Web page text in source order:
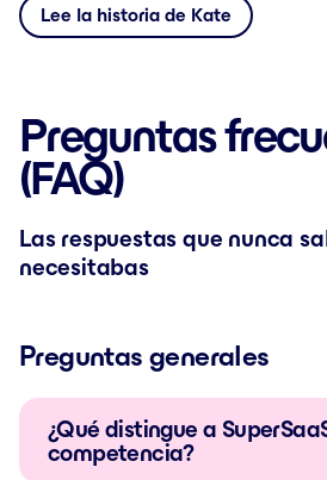
Lee la historia de Kate
Preguntas
(FAQ)
Las respuestas que nunca
necesitabas
Preguntas generales
¿Qué distingue a
competencia?